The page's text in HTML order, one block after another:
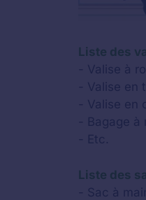
Liste des
- Valise à
- Valise en
- Valise en
- Bagage à
- Etc.
Liste des
- Sac à